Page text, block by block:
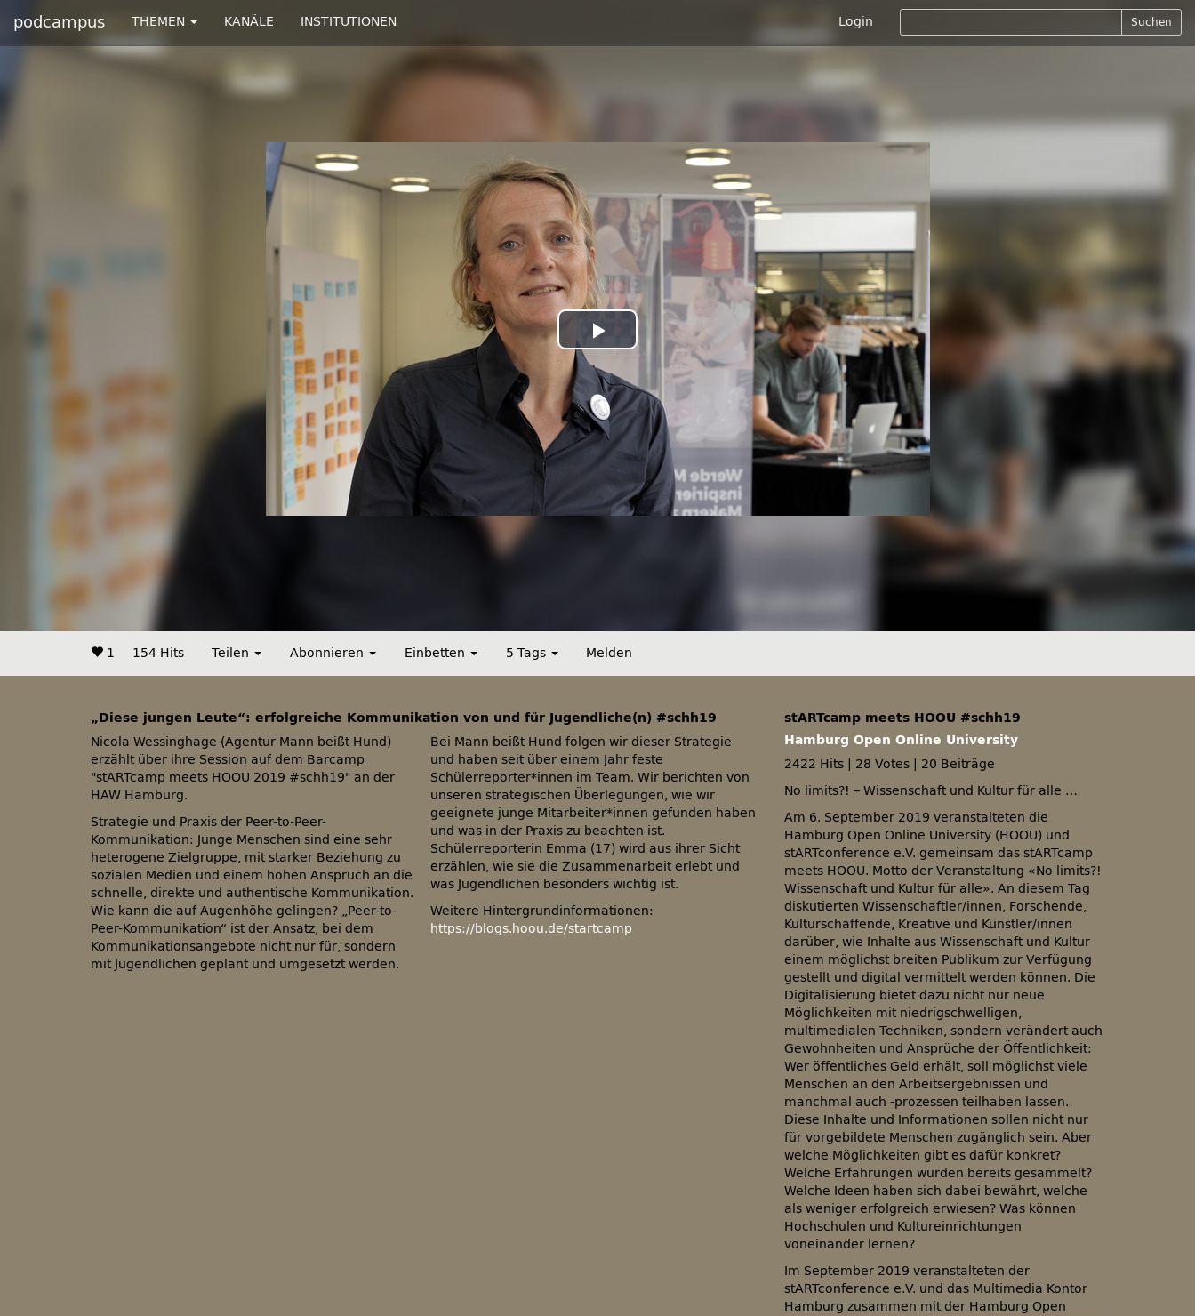
podcampus THEMEN KANÄLE INSTITUTIONEN Login Suchen
Play
Video
1 154 Hits Teilen Abonnieren Einbetten 5 Tags Melden
„Diese jungen Leute“: erfolgreiche Kommunikation von und für Jugendliche(n) #schh19
Nicola Wessinghage (Agentur Mann beißt Hund)
erzählt über ihre Session auf dem Barcamp
stARTcamp meets HOOU 2019 #schh19
an der
HAW Hamburg.
Strategie und Praxis der Peer-to-Peer-
Kommunikation: Junge Menschen sind eine sehr
heterogene Zielgruppe, mit starker Beziehung zu
sozialen Medien und einem hohen Anspruch an die
schnelle, direkte und authentische Kommunikation.
Wie kann die auf Augenhöhe gelingen? „Peer-to-
Peer-Kommunikation“ ist der Ansatz, bei dem
Kommunikationsangebote nicht nur für, sondern
mit Jugendlichen geplant und umgesetzt werden.
Bei Mann beißt Hund folgen wir dieser Strategie
und haben seit über einem Jahr feste
Schülerreporter*innen im Team. Wir berichten von
unseren strategischen Überlegungen, wie wir
geeignete junge Mitarbeiter*innen gefunden haben
und was in der Praxis zu beachten ist.
Schülerreporterin Emma (17) wird aus ihrer Sicht
erzählen, wie sie die Zusammenarbeit erlebt und
was Jugendlichen besonders wichtig ist.
Weitere Hintergrundinformationen:
https://blogs.hoou.de/startcamp
stARTcamp meets HOOU #schh19
Hamburg Open Online University
2422 Hits
28 Votes
20 Beiträge
No limits?! – Wissenschaft und Kultur für alle …
Am 6. September 2019 veranstalteten die
Hamburg Open Online University (HOOU) und
stARTconference e.V. gemeinsam das stARTcamp
meets HOOU. Motto der Veranstaltung «No limits?!
Wissenschaft und Kultur für alle». An diesem Tag
diskutierten Wissenschaftler/innen, Forschende,
Kulturschaffende, Kreative und Künstler/innen
darüber, wie Inhalte aus Wissenschaft und Kultur
einem möglichst breiten Publikum zur Verfügung
gestellt und digital vermittelt werden können. Die
Digitalisierung bietet dazu nicht nur neue
Möglichkeiten mit niedrigschwelligen,
multimedialen Techniken, sondern verändert auch
Gewohnheiten und Ansprüche der Öffentlichkeit:
Wer öffentliches Geld erhält, soll möglichst viele
Menschen an den Arbeitsergebnissen und
manchmal auch -prozessen teilhaben lassen.
Diese Inhalte und Informationen sollen nicht nur
für vorgebildete Menschen zugänglich sein. Aber
welche Möglichkeiten gibt es dafür konkret?
Welche Erfahrungen wurden bereits gesammelt?
Welche Ideen haben sich dabei bewährt, welche
als weniger erfolgreich erwiesen? Was können
Hochschulen und Kultureinrichtungen
voneinander lernen?
Im September 2019 veranstalteten der
stARTconference e.V. und das Multimedia Kontor
Hamburg zusammen mit der Hamburg Open